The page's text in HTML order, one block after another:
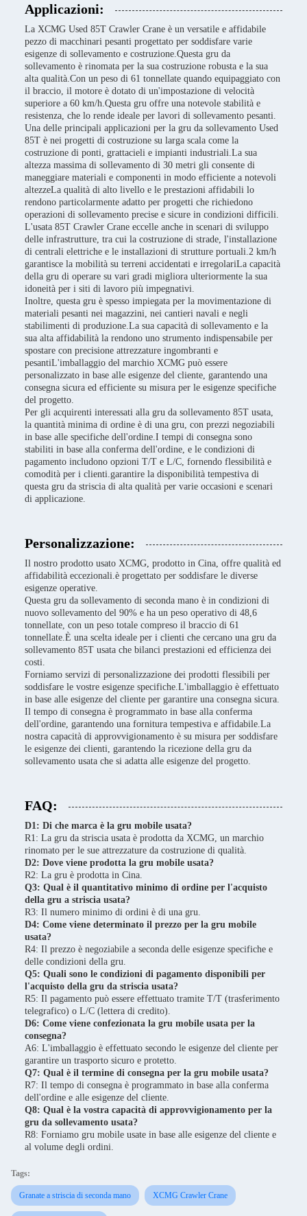
Applicazioni:
La XCMG Used 85T Crawler Crane è un versatile e affidabile
pezzo di macchinari pesanti progettato per soddisfare varie
esigenze di sollevamento e costruzione.Questa gru da
sollevamento è rinomata per la sua costruzione robusta e la sua
alta qualità.Con un peso di 61 tonnellate quando equipaggiato con
il braccio, il motore è dotato di un'impostazione di velocità
superiore a 60 km/h.Questa gru offre una notevole stabilità e
resistenza, che lo rende ideale per lavori di sollevamento pesanti.
Una delle principali applicazioni per la gru da sollevamento Used
85T è nei progetti di costruzione su larga scala come la
costruzione di ponti, grattacieli e impianti industriali.La sua
altezza massima di sollevamento di 30 metri gli consente di
maneggiare materiali e componenti in modo efficiente a notevoli
altezzeLa qualità di alto livello e le prestazioni affidabili lo
rendono particolarmente adatto per progetti che richiedono
operazioni di sollevamento precise e sicure in condizioni difficili.
L'usata 85T Crawler Crane eccelle anche in scenari di sviluppo
delle infrastrutture, tra cui la costruzione di strade, l'installazione
di centrali elettriche e le installazioni di strutture portuali.2 km/h
garantisce la mobilità su terreni accidentati e irregolariLa capacità
della gru di operare su vari gradi migliora ulteriormente la sua
idoneità per i siti di lavoro più impegnativi.
Inoltre, questa gru è spesso impiegata per la movimentazione di
materiali pesanti nei magazzini, nei cantieri navali e negli
stabilimenti di produzione.La sua capacità di sollevamento e la
sua alta affidabilità la rendono uno strumento indispensabile per
spostare con precisione attrezzature ingombranti e
pesantiL'imballaggio del marchio XCMG può essere
personalizzato in base alle esigenze del cliente, garantendo una
consegna sicura ed efficiente su misura per le esigenze specifiche
del progetto.
Per gli acquirenti interessati alla gru da sollevamento 85T usata,
la quantità minima di ordine è di una gru, con prezzi negoziabili
in base alle specifiche dell'ordine.I tempi di consegna sono
stabiliti in base alla conferma dell'ordine, e le condizioni di
pagamento includono opzioni T/T e L/C, fornendo flessibilità e
comodità per i clienti.garantire la disponibilità tempestiva di
questa gru da striscia di alta qualità per varie occasioni e scenari
di applicazione.
Personalizzazione:
Il nostro prodotto usato XCMG, prodotto in Cina, offre qualità ed
affidabilità eccezionali.è progettato per soddisfare le diverse
esigenze operative.
Questa gru da sollevamento di seconda mano è in condizioni di
nuovo sollevamento del 90% e ha un peso operativo di 48,6
tonnellate, con un peso totale compreso il braccio di 61
tonnellate.È una scelta ideale per i clienti che cercano una gru da
sollevamento 85T usata che bilanci prestazioni ed efficienza dei
costi.
Forniamo servizi di personalizzazione dei prodotti flessibili per
soddisfare le vostre esigenze specifiche.L'imballaggio è effettuato
in base alle esigenze del cliente per garantire una consegna sicura.
Il tempo di consegna è programmato in base alla conferma
dell'ordine, garantendo una fornitura tempestiva e affidabile.La
nostra capacità di approvvigionamento è su misura per soddisfare
le esigenze dei clienti, garantendo la ricezione della gru da
sollevamento usata che si adatta alle esigenze del progetto.
FAQ:
D1: Di che marca è la gru mobile usata?
R1: La gru da striscia usata è prodotta da XCMG, un marchio
rinomato per le sue attrezzature da costruzione di qualità.
D2: Dove viene prodotta la gru mobile usata?
R2: La gru è prodotta in Cina.
Q3: Qual è il quantitativo minimo di ordine per l'acquisto
della gru a striscia usata?
R3: Il numero minimo di ordini è di una gru.
D4: Come viene determinato il prezzo per la gru mobile
usata?
R4: Il prezzo è negoziabile a seconda delle esigenze specifiche e
delle condizioni della gru.
Q5: Quali sono le condizioni di pagamento disponibili per
l'acquisto della gru da striscia usata?
R5: Il pagamento può essere effettuato tramite T/T (trasferimento
telegrafico) o L/C (lettera di credito).
D6: Come viene confezionata la gru mobile usata per la
consegna?
A6: L'imballaggio è effettuato secondo le esigenze del cliente per
garantire un trasporto sicuro e protetto.
Q7: Qual è il termine di consegna per la gru mobile usata?
R7: Il tempo di consegna è programmato in base alla conferma
dell'ordine e alle esigenze del cliente.
Q8: Qual è la vostra capacità di approvvigionamento per la
gru da sollevamento usata?
R8: Forniamo gru mobile usate in base alle esigenze del cliente e
al volume degli ordini.
Tags:
Granate a striscia di seconda mano XCMG Crawler Crane